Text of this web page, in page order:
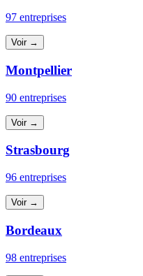
97 entreprises
Voir →
Montpellier
90 entreprises
Voir →
Strasbourg
96 entreprises
Voir →
Bordeaux
98 entreprises